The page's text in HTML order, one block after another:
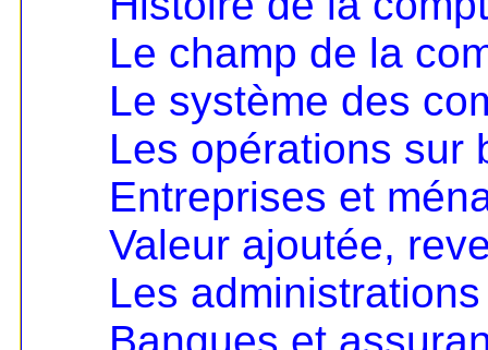
Le champ de la
Le système des
Les opérations sur
Entreprises et
Valeur ajoutée,
Les